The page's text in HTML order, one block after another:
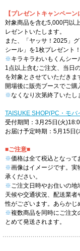
【プレゼントキャンペーン
対象商品を含む5,000円以
レゼントいたします。
また、「ヤッサ！2025」
シール」を1枚プレゼント！
※キラキラわいもくんシ
1点以上含むご注文、当日
を対象とさせていただきま
開場後に販売ブースでご購
※なくなり次第終了いたし
TAISUKE SHOP(PC・モバ
受付期間：3月25日(火
お届け予定時期：5月15日
■ご注意■
※価格は全て税込となって
※画像はイメージです。実
承ください。
※ご注文日時やお住いの
天候や交通状況、配送業
性がございます。あらかじ
※複数商品を同時にご注文
とめて発送されます。